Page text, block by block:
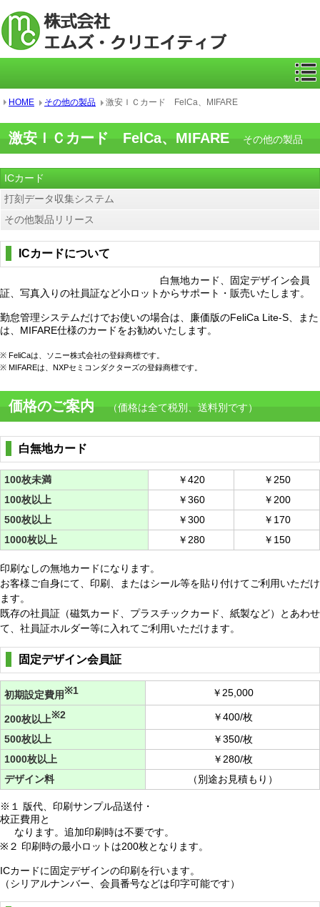
HOME その他の製品 激安ＩＣカード FelCa、MIFARE
激安ＩＣカード FelCa、MIFARE その他の製品
ICカード
打刻データ収集システム
その他製品リリース
ICカードについて
白無地カード、固定デザイン会員
証、写真入りの社員証など小ロットからサポート・販売いたします。
勤怠管理システムだけでお使いの場合は、廉価版のFeliCa Lite-S、また
は、MIFARE仕様のカードをお勧めいたします。
※ FeliCaは、ソニー株式会社の登録商標です。
※ MIFAREは、NXPセミコンダクターズの登録商標です。
価格のご案内 （価格は全て税別、送料別です）
白無地カード
100枚未満 ￥420
￥250
100枚以上
￥360
￥200
500枚以上
￥300
￥170
1000枚以上
￥280 ￥150
印刷なしの無地カードになります。
お客様ご自身にて、印刷、またはシール等を貼り付けてご利用いただけ
ます。
既存の社員証（磁気カード、プラスチックカード、紙製など）とあわせ
て、社員証ホルダー等に入れてご利用いただけます。
固定デザイン会員証
初期設定費用※1 ￥25,000
200枚以上※2
￥400/枚
500枚以上
￥350/枚
1000枚以上
￥280/枚
デザイン料
（別途お見積もり）
※１ 版代、印刷サンプル品送付・
校正費用と
なります。追加印刷時は不要です。
※２ 印刷時の最小ロットは200枚となります。
ICカードに固定デザインの印刷を行います。
（シリアルナンバー、会員番号などは印字可能です）